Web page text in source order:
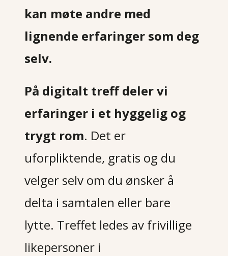
kan møte andre med
lignende erfaringer som deg
selv.
På digitalt treff deler vi
erfaringer i et hyggelig og
trygt rom. Det er
uforpliktende, gratis og du
velger selv om du ønsker å
delta i samtalen eller bare
lytte. Treffet ledes av frivillige
likepersoner i